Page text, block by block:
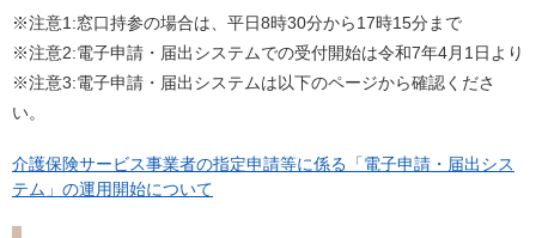
※注意1:窓口持参の場合は、平日8時30分から17時15分まで
※注意2:電子申請・届出システムでの受付開始は令和7年4月1日より
※注意3:電子申請・届出システムは以下のページから確認くださ
い。
介護保険サービス事業者の指定申請等に係る「電子申請・届出シス
テム」の運用開始について